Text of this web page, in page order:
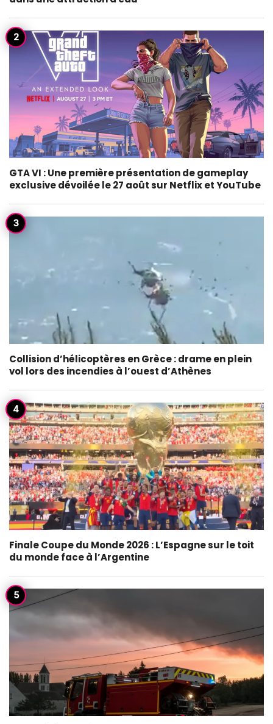
GTA VI : Une première présentation de gameplay
exclusive dévoilée le 27 août sur Netflix et YouTube
Collision d’hélicoptères en Grèce : drame en plein
vol lors des incendies à l’ouest d’Athènes
Finale Coupe du Monde 2026 : L’Espagne sur le toit
du monde face à l’Argentine